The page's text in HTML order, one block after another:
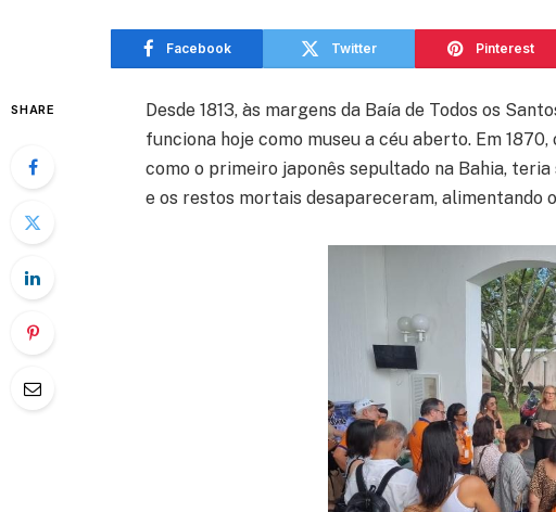
Facebook Twitter Pinterest
SHARE
Desde 1813, às margens da Baía de Todos os
funciona hoje como museu a céu aberto. Em
como o primeiro japonês sepultado na Bahia,
e os restos mortais desapareceram, alimentando